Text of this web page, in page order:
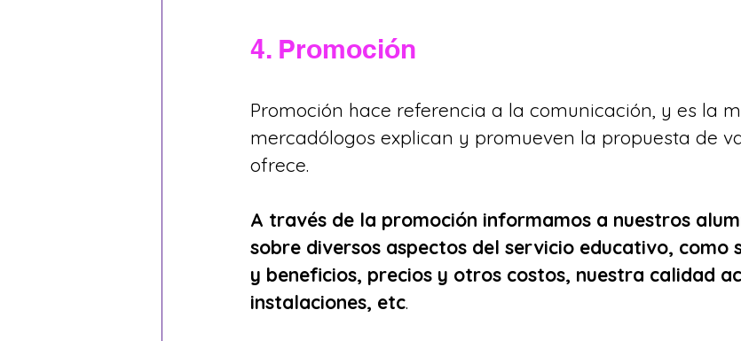
4. Promoción
Promoción hace referencia a la comunicación, y es la
mercadólogos explican y promueven la propuesta de
ofrece.
A través de la promoción informamos a nuestros
sobre diversos aspectos del servicio educativo, como
y beneficios, precios y otros costos, nuestra calidad
instalaciones, etc.